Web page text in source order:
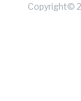
Copyright©